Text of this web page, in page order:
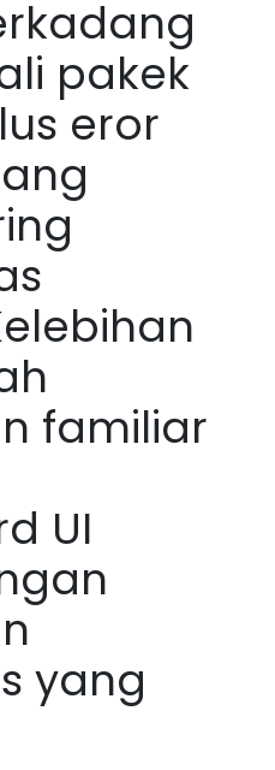
pakek
eror
familiar
UI
yang